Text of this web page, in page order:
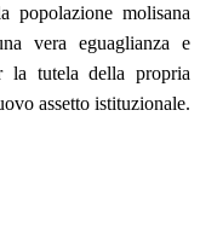
popolazione molisana
vera eguaglianza e
la tutela della propria
assetto istituzionale.